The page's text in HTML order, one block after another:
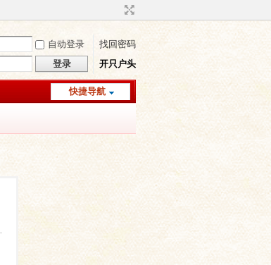
自动登录
找回密码
登录 开只户头
快捷导航